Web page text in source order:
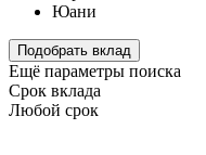
Юани
Подобрать вклад
Ещё параметры поиска
Срок вклада
Любой срок